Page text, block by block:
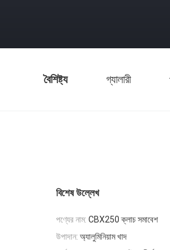
বৈশিষ্ট্য গ্যালারী
বিশেষ উল্লেখ
পণ্যের নাম: CBX250 ক্লাচ সমাবেশ
উপাদান: অ্যালুমিনিয়াম খাদ